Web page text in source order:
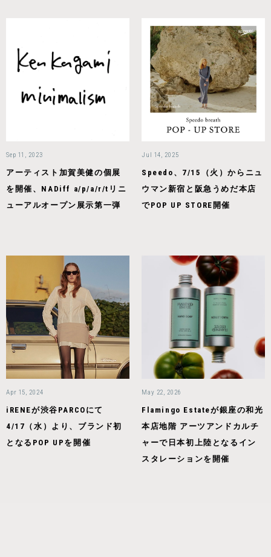
Sep 11, 2023
アーティスト加賀美健の個展
を開催、NADiff a/p/a/r/tリニ
ューアルオープン展示第一弾
Jul 14, 2025
Speedo、7/15（火）からニュ
ウマン新宿と阪急うめだ本店
でPOP UP STORE開催
Apr 15, 2024
iRENEが渋谷PARCOにて
4/17（水）より、ブランド初
となるPOP UPを開催
May 22, 2026
Flamingo Estateが銀座の和光
本店地階 アーツアンドカルチ
ャーで日本初上陸となるイン
スタレーションを開催